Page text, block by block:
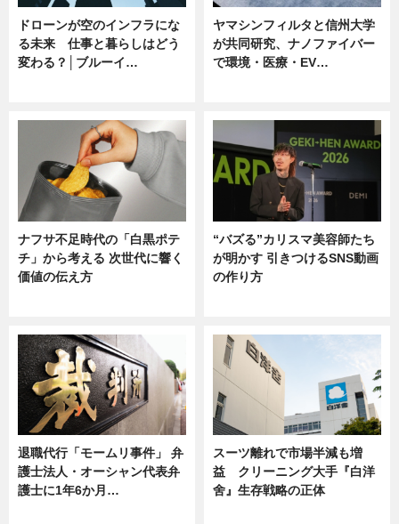
ドローンが空のインフラにな
る未来 仕事と暮らしはどう
変わる？│ブルーイ…
ヤマシンフィルタと信州大学
が共同研究、ナノファイバー
で環境・医療・EV…
ナフサ不足時代の「白黒ポテ
チ」から考える 次世代に響く
価値の伝え方
“バズる”カリスマ美容師たち
が明かす 引きつけるSNS動画
の作り方
退職代行「モームリ事件」 弁
護士法人・オーシャン代表弁
護士に1年6か月…
スーツ離れで市場半減も増
益 クリーニング大手『白洋
舍』生存戦略の正体